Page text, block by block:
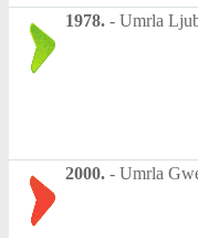
1978. - Umrla
2000. - Umrla